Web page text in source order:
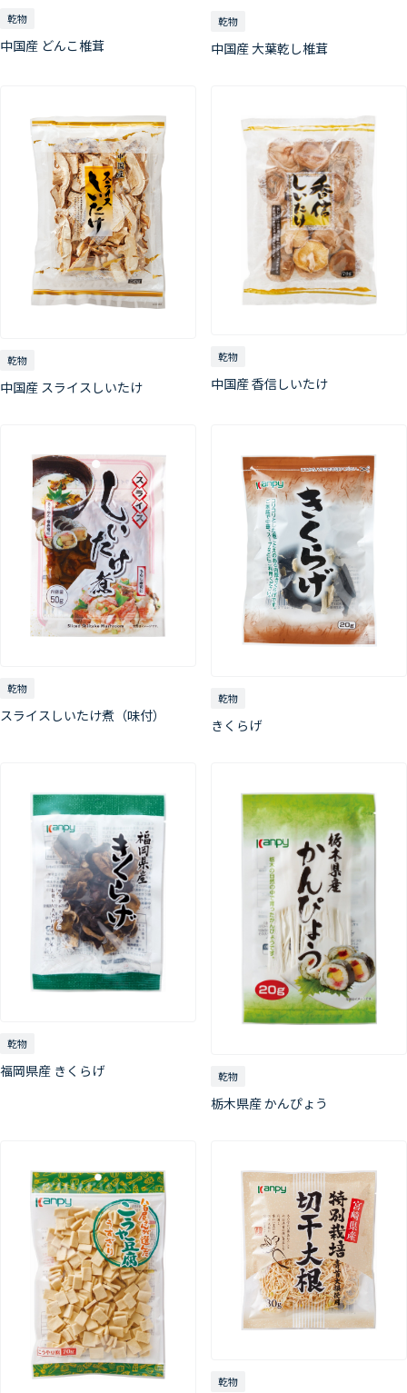
乾物
中国産 どんこ椎茸
乾物
中国産 大葉乾し椎茸
乾物
中国産 スライスしいたけ
乾物
中国産 香信しいたけ
乾物
スライスしいたけ煮（味付）
乾物
きくらげ
乾物
福岡県産 きくらげ 乾物
栃木県産 かんぴょう
乾物